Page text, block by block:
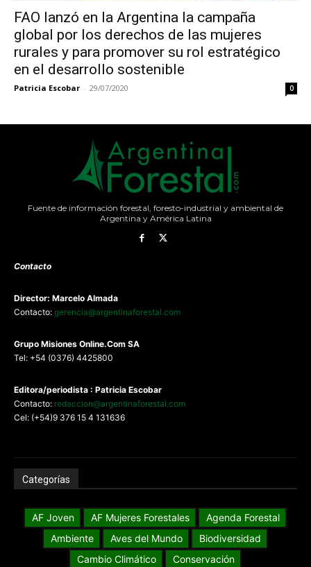
FAO lanzó en la Argentina la campaña
global por los derechos de las mujeres
rurales y para promover su rol estratégico
en el desarrollo sostenible
Patricia Escobar - 29/07/2020 0
Fuente de información forestal, foresto-industrial y ambiental de
Argentina y América Latina
Contacto
Director: Marcelo Almada
Contacto: gerencia@argentinaforestal.com
Grupo Misiones Online.Com SA
Tel: +54 (0376) 4425800
Editora/periodista : Patricia Escobar
Contacto: redaccion@argentinaforestal.com
Cel: (+54)9 376 15 4 131636
Categorías
AF Joven AF Mujeres Forestales
Agenda Forestal
Ambiente
Aves del Mundo
Biodiversidad
Cambio Climático
Conservación